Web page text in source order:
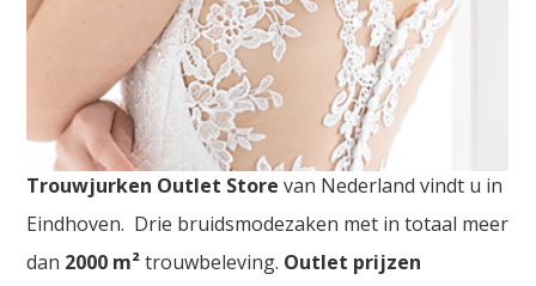
Bruidswinkel Sint Truiden
Bruidswinkel Sint Truiden. De
grootste
Trouwjurken Outlet Store van Nederland vindt u in
Eindhoven. Drie bruidsmodezaken met in totaal meer
dan 2000 m²trouwbeleving. Outlet prijzen